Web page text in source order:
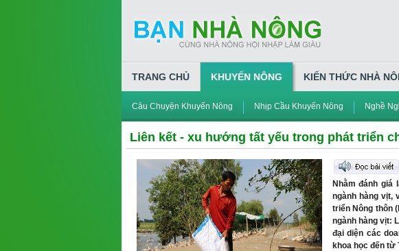
TRANG CHỦ KHUYẾN NÔNG
Câu Chuyện Khuyến Nông Nhịp Cầu Khuyến Nông Nghề
KIẾN THỨC NHÀ
Liên kết - xu hướng tất yếu trong phát triển
Nhằm đánh
ngành hàng vịt,
triển Nông thôn
ngành hàng vịt:
đại diện các
khoa học đến